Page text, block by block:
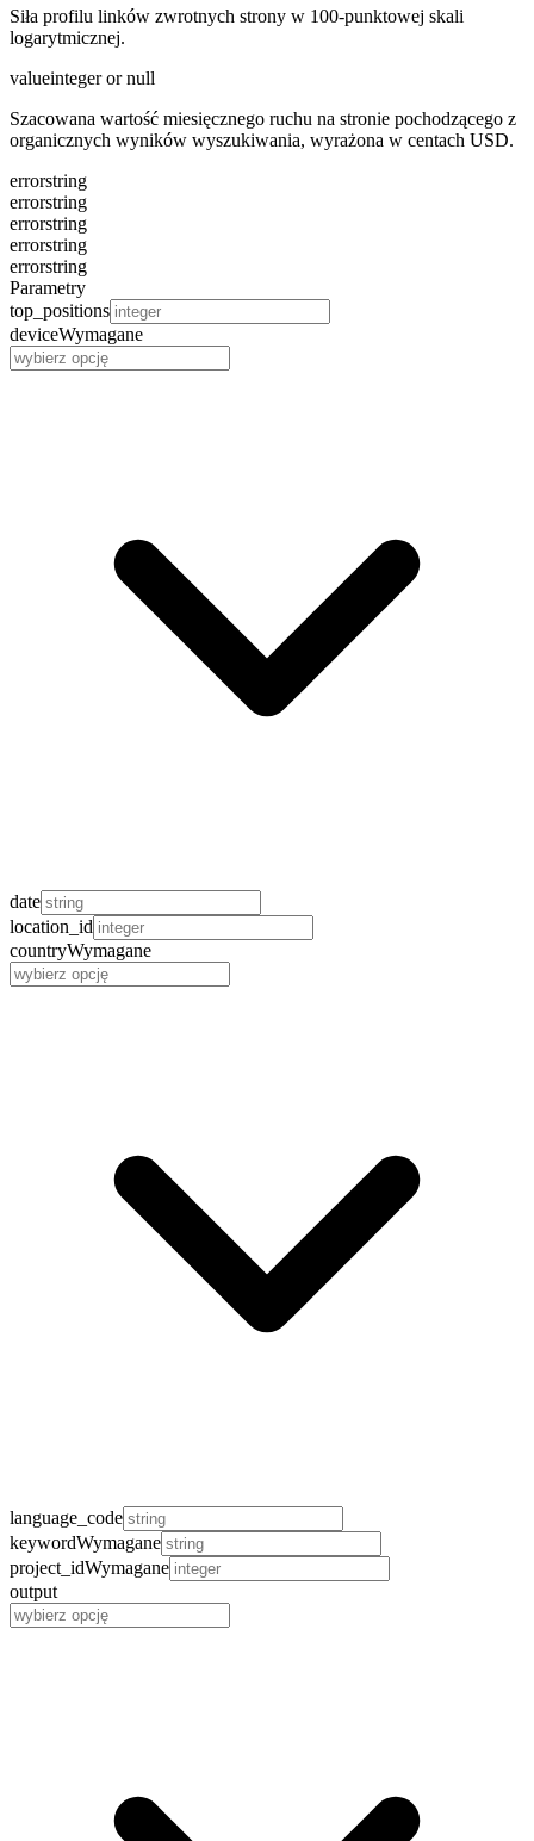
Siła profilu linków zwrotnych strony w 100-punktowej skali
logarytmicznej.
valueinteger or null
Szacowana wartość miesięcznego ruchu na stronie pochodzącego z
organicznych wyników wyszukiwania, wyrażona w centach USD.
errorstring
errorstring
errorstring
errorstring
errorstring
Parametry
top_positions
deviceWymagane
date
location_id
countryWymagane
language_code
keywordWymagane
project_idWymagane
output